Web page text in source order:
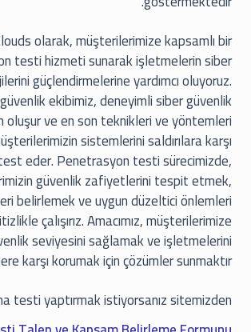
olarak, müşterilerimize kapsamlı bir
testi hizmeti sunarak işletmelerin siber
güçlendirmelerine yardımcı oluyoruz.
ekibimiz, deneyimli siber güvenlik
oluşur ve en son teknikleri ve yöntemleri
sistemlerini saldırılara karşı
eder. Penetrasyon testi sürecimizde,
güvenlik zafiyetlerini tespit etmek,
belirlemek ve uygun düzeltici önlemleri
çalışırız. Amacımız, müşterilerimize
seviyesini sağlamak ve işletmelerini
karşı korumak için çözümler sunmaktır.
testi yaptırmak istiyorsanız sitemizden